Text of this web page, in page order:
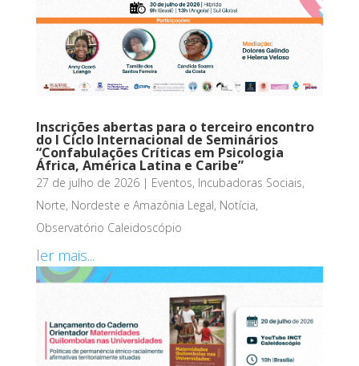
Inscrições abertas para o terceiro encontro
do I Ciclo Internacional de Seminários
“Confabulações Críticas em Psicologia
África, América Latina e Caribe”
27 de julho de 2026| Eventos, Incubadoras Sociais,
Norte, Nordeste e Amazônia Legal, Notícia,
Observatório Caleidoscópio
ler mais...